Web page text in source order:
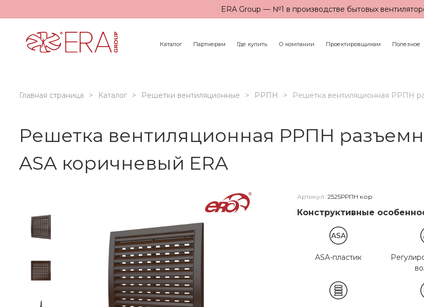
ERA Group — №1 в производстве бытовых
Каталог Партнерам Где купить О компании Проектировщикам Полезное
Главная страница Каталог Решетки вентиляционные РРПН Решетка вентиляционная РРПН
Решетка вентиляционная РРПН
ASA коричневый ERA
Артикул: 2525РРПН кор
Конструктивные
ASA-пластик